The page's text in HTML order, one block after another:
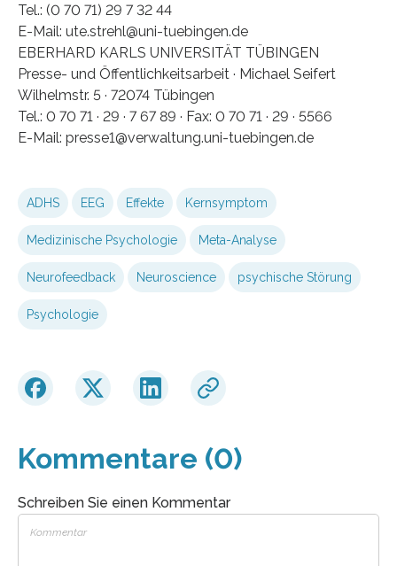
Tel.: (0 70 71) 29 7 32 44
E-Mail: ute.strehl@uni-tuebingen.de
EBERHARD KARLS UNIVERSITÄT TÜBINGEN
Presse- und Öffentlichkeitsarbeit · Michael Seifert
Wilhelmstr. 5 · 72074 Tübingen
Tel.: 0 70 71 · 29 · 7 67 89 · Fax: 0 70 71 · 29 · 5566
E-Mail: presse1@verwaltung.uni-tuebingen.de
ADHS EEG Effekte Kernsymptom
Medizinische Psychologie Meta-Analyse
Neurofeedback Neuroscience psychische Störung
Psychologie
Kommentare (0)
Schreiben Sie einen Kommentar